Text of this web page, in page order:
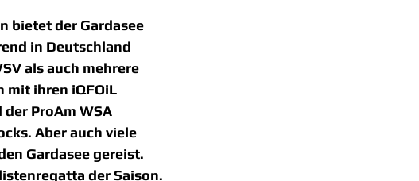
bietet der Gardasee
in Deutschland
als auch mehrere
mit ihren iQFOiL
ProAm WSA
Aber auch viele
Gardasee gereist.
der Saison.